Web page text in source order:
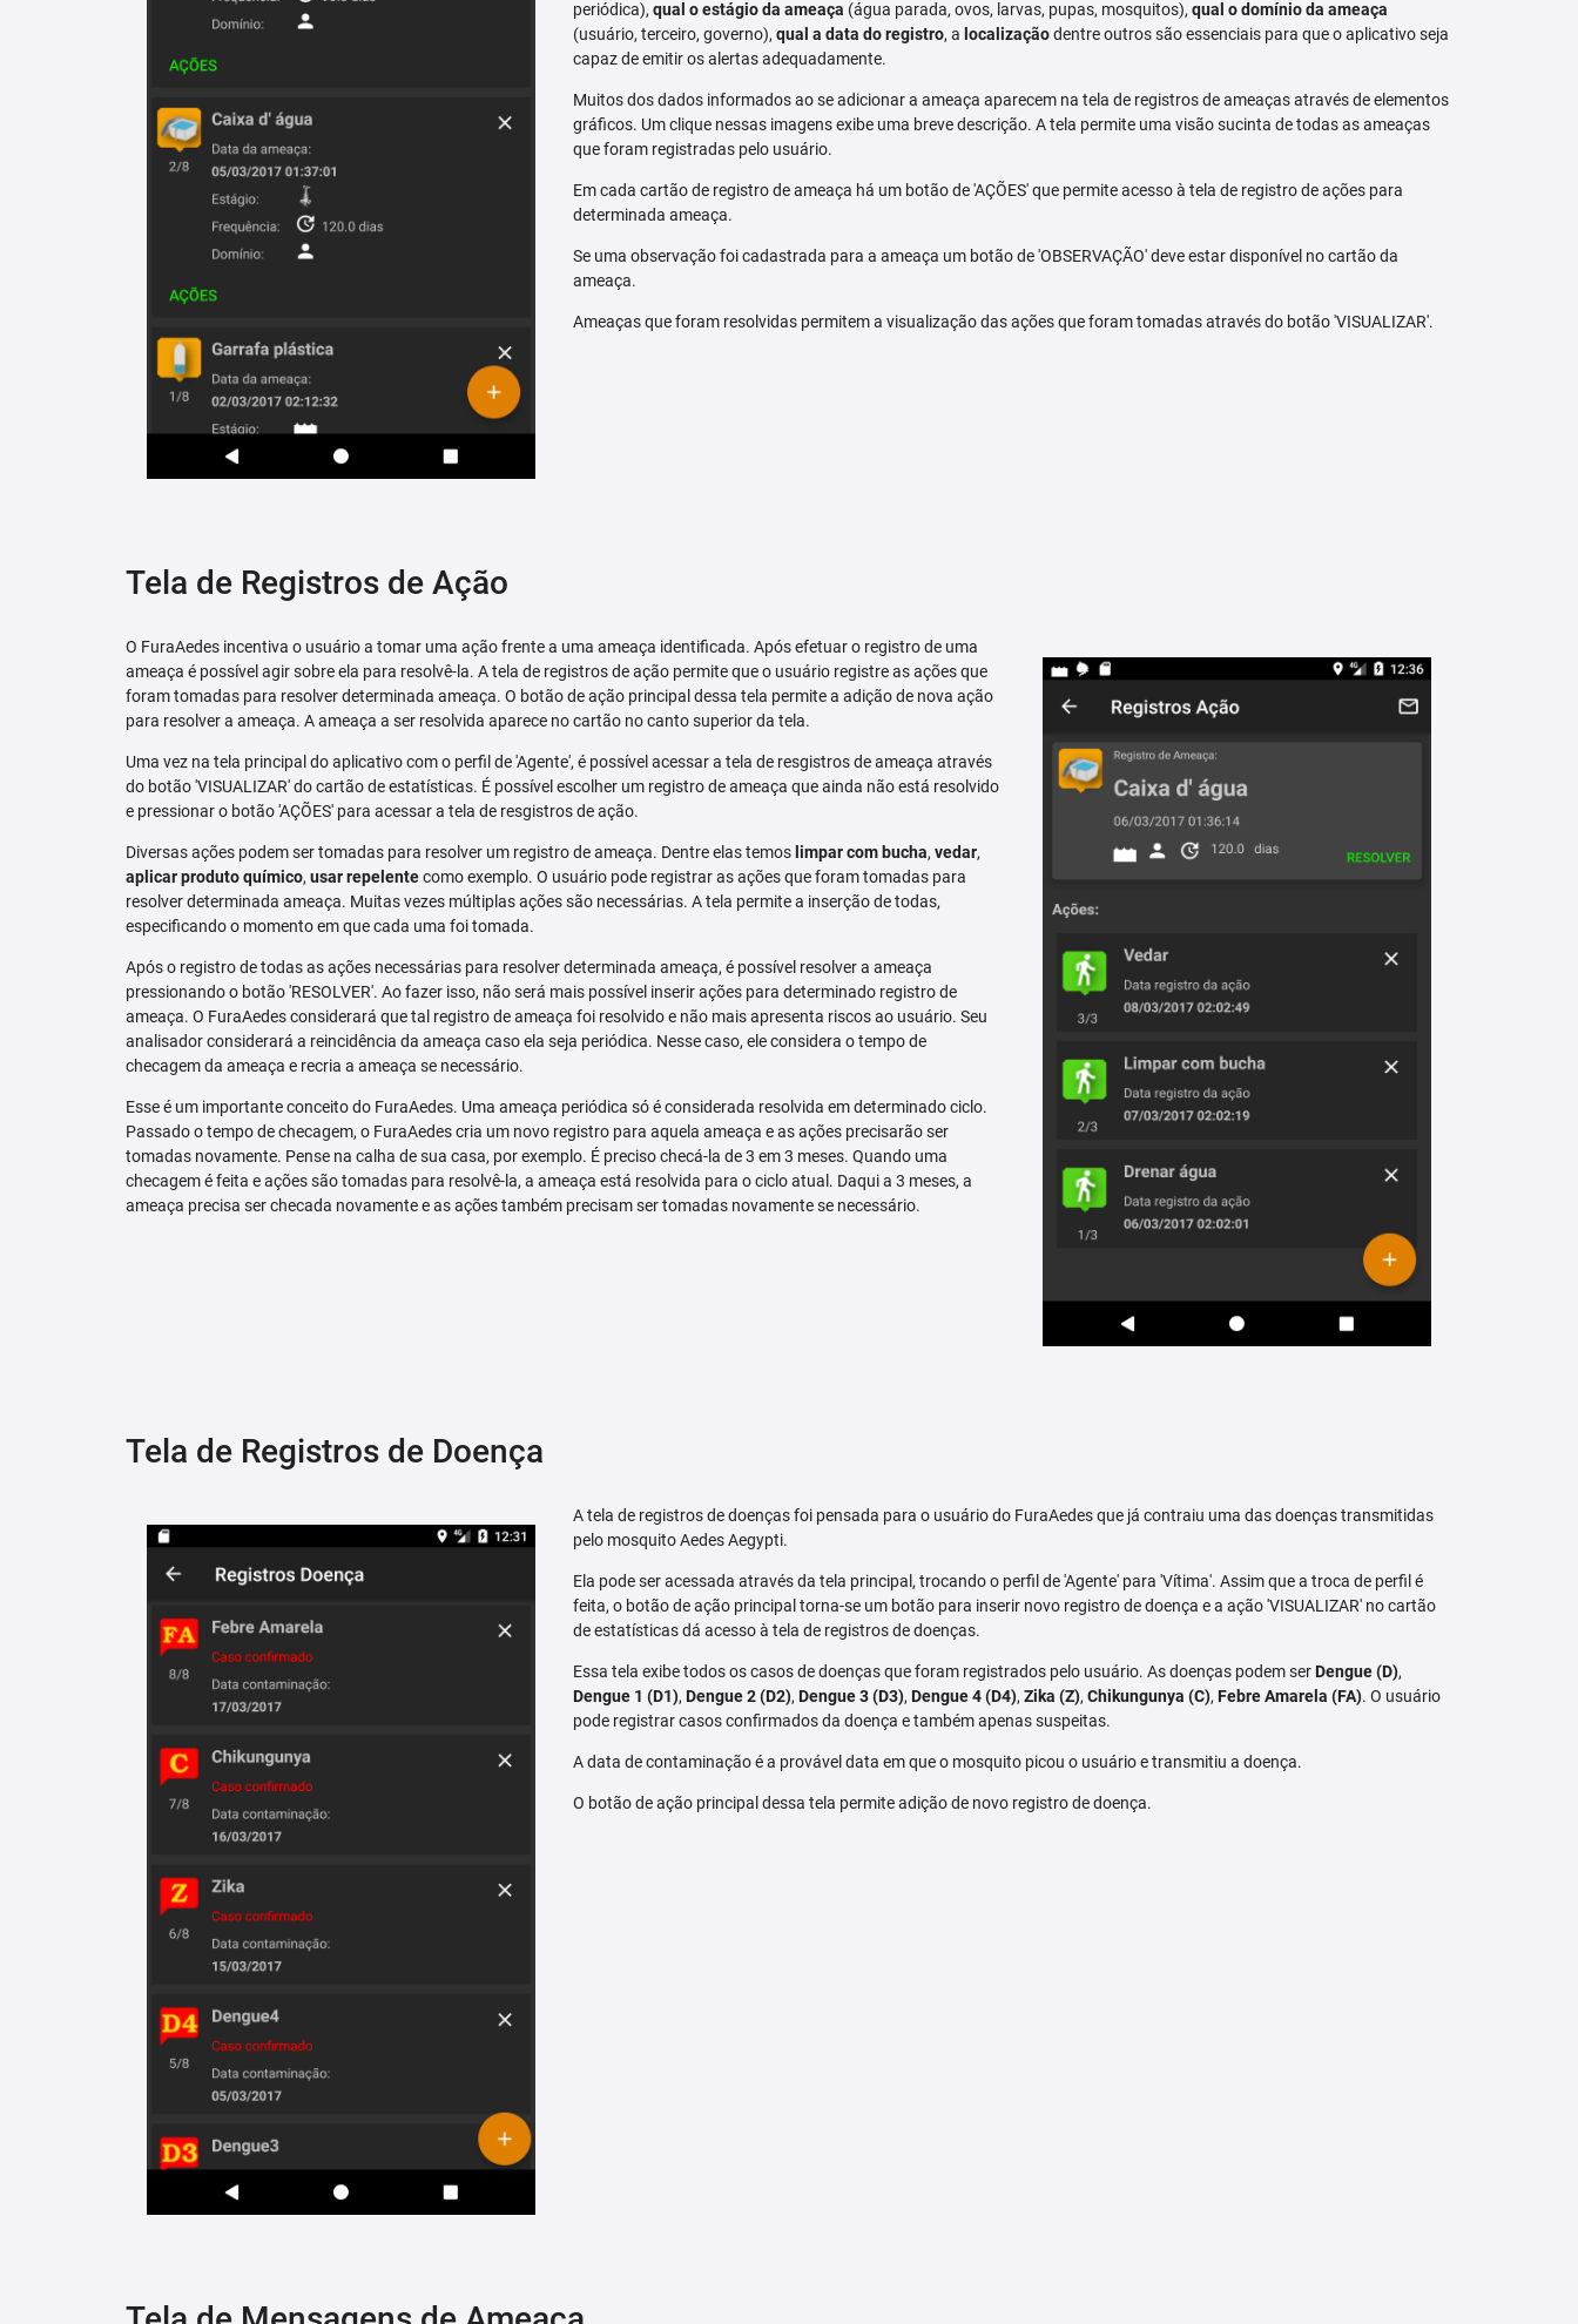
periódica),qual o estágio da ameaça (água parada, ovos, larvas, pupas, mosquitos),qual o domínio da ameaça
(usuário, terceiro, governo),qual a data do registro, a localizaçãodentre outros são essenciais para que o aplicativo seja
capaz de emitir os alertas adequadamente.
Muitos dos dados informados ao se adicionar a ameaça aparecem na tela de registros de ameaças através de elementos
gráficos. Um clique nessas imagens exibe uma breve descrição. A tela permite uma visão sucinta de todas as ameaças
que foram registradas pelo usuário.
Em cada cartão de registro de ameaça há um botão de 'AÇÕES' que permite acesso à tela de registro de ações para
determinada ameaça.
Se uma observação foi cadastrada para a ameaça um botão de 'OBSERVAÇÃO' deve estar disponível no cartão da
ameaça.
Ameaças que foram resolvidas permitem a visualização das ações que foram tomadas através do botão 'VISUALIZAR'.
Tela de Registros de Ação
O FuraAedes incentiva o usuário a tomar uma ação frente a uma ameaça identificada. Após efetuar o registro de uma
ameaça é possível agir sobre ela para resolvê-la. A tela de registros de ação permite que o usuário registre as ações que
foram tomadas para resolver determinada ameaça. O botão de ação principal dessa tela permite a adição de nova ação
para resolver a ameaça. A ameaça a ser resolvida aparece no cartão no canto superior da tela.
Uma vez na tela principal do aplicativo com o perfil de 'Agente', é possível acessar a tela de resgistros de ameaça através
do botão 'VISUALIZAR' do cartão de estatísticas. É possível escolher um registro de ameaça que ainda não está resolvido
e pressionar o botão 'AÇÕES' para acessar a tela de resgistros de ação.
Diversas ações podem ser tomadas para resolver um registro de ameaça. Dentre elas temos limpar com bucha, vedar,
aplicar produto químico, usar repelentecomo exemplo. O usuário pode registrar as ações que foram tomadas para
resolver determinada ameaça. Muitas vezes múltiplas ações são necessárias. A tela permite a inserção de todas,
especificando o momento em que cada uma foi tomada.
Após o registro de todas as ações necessárias para resolver determinada ameaça, é possível resolver a ameaça
pressionando o botão 'RESOLVER'. Ao fazer isso, não será mais possível inserir ações para determinado registro de
ameaça. O FuraAedes considerará que tal registro de ameaça foi resolvido e não mais apresenta riscos ao usuário. Seu
analisador considerará a reincidência da ameaça caso ela seja periódica. Nesse caso, ele considera o tempo de
checagem da ameaça e recria a ameaça se necessário.
Esse é um importante conceito do FuraAedes. Uma ameaça periódica só é considerada resolvida em determinado ciclo.
Passado o tempo de checagem, o FuraAedes cria um novo registro para aquela ameaça e as ações precisarão ser
tomadas novamente. Pense na calha de sua casa, por exemplo. É preciso checá-la de 3 em 3 meses. Quando uma
checagem é feita e ações são tomadas para resolvê-la, a ameaça está resolvida para o ciclo atual. Daqui a 3 meses, a
ameaça precisa ser checada novamente e as ações também precisam ser tomadas novamente se necessário.
Tela de Registros de Doença
A tela de registros de doenças foi pensada para o usuário do FuraAedes que já contraiu uma das doenças transmitidas
pelo mosquito Aedes Aegypti.
Ela pode ser acessada através da tela principal, trocando o perfil de 'Agente' para 'Vítima'. Assim que a troca de perfil é
feita, o botão de ação principal torna-se um botão para inserir novo registro de doença e a ação 'VISUALIZAR' no cartão
de estatísticas dá acesso à tela de registros de doenças.
Essa tela exibe todos os casos de doenças que foram registrados pelo usuário. As doenças podem serDengue (D),
Dengue 1 (D1),Dengue 2 (D2),Dengue 3 (D3),Dengue 4 (D4),Zika (Z),Chikungunya (C),Febre Amarela (FA). O usuário
pode registrar casos confirmados da doença e também apenas suspeitas.
A data de contaminação é a provável data em que o mosquito picou o usuário e transmitiu a doença.
O botão de ação principal dessa tela permite adição de novo registro de doença.